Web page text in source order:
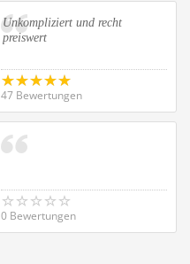
Unkompliziert und recht
preiswert
47 Bewertungen
0 Bewertungen